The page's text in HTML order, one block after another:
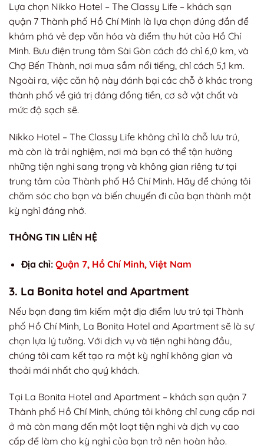
Lựa chọn Nikko Hotel – The Classy Life – khách sạn
quận 7 Thành phố Hồ Chí Minh là lựa chọn đúng đắn để
khám phá vẻ đẹp văn hóa và điểm thu hút của Hồ Chí
Minh. Bưu điện trung tâm Sài Gòn cách đó chỉ 6,0 km, và
Chợ Bến Thành, nơi mua sắm nổi tiếng, chỉ cách 5,1 km.
Ngoài ra, việc căn hộ này đánh bại các chỗ ở khác trong
thành phố về giá trị đáng đồng tiền, cơ sở vật chất và
mức độ sạch sẽ.
Nikko Hotel – The Classy Life không chỉ là chỗ lưu trú,
mà còn là trải nghiệm, nơi mà bạn có thể tận hưởng
những tiện nghi sang trọng và không gian riêng tư tại
trung tâm của Thành phố Hồ Chí Minh. Hãy để chúng tôi
chăm sóc cho bạn và biến chuyến đi của bạn thành một
kỳ nghỉ đáng nhớ.
THÔNG TIN LIÊN HỆ
Địa chỉ:Quận 7, Hồ Chí Minh, Việt Nam
3. La Bonita hotel and Apartment
Nếu bạn đang tìm kiếm một địa điểm lưu trú tại Thành
phố Hồ Chí Minh, La Bonita Hotel and Apartment sẽ là sự
chọn lựa lý tưởng. Với dịch vụ và tiện nghi hàng đầu,
chúng tôi cam kết tạo ra một kỳ nghỉ không gian và
thoải mái nhất cho quý khách.
Tại La Bonita Hotel and Apartment – khách sạn quận 7
Thành phố Hồ Chí Minh, chúng tôi không chỉ cung cấp nơi
ở mà còn mang đến một loạt tiện nghi và dịch vụ cao
cấp để làm cho kỳ nghỉ của bạn trở nên hoàn hảo.